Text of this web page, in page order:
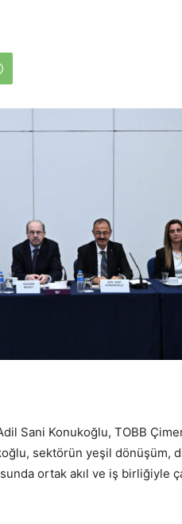
Sani Konukoğlu, TOBB
sektörün yeşil dönüşüm,
ortak akıl ve iş birliğiyle